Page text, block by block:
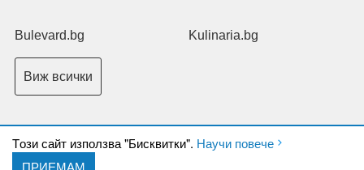
Tози сайт използва "Бисквитки". Научи повече
ПРИЕМАМ
Bulevard.bg Kulinaria.bg
Виж всички
Copyright © 2026 Ксениум ООД. Всички права запазени.